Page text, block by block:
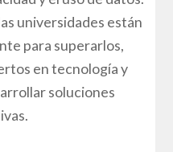
universidades están
para superarlos,
en tecnología y
soluciones